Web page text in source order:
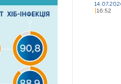
16:52